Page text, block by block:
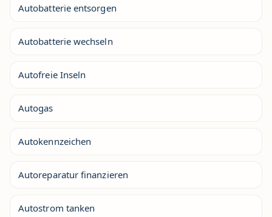
Autobatterie entsorgen
Autobatterie wechseln
Autofreie Inseln
Autogas
Autokennzeichen
Autoreparatur finanzieren
Autostrom tanken